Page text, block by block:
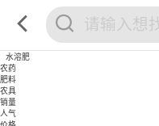
水溶肥
农药
肥料
农具
销量
人气